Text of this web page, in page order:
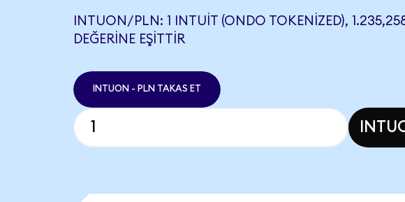
INTUON/PLN: 1 INTUIT (ONDO TOKENIZED),
DEĞERINE EŞITTIR
INTUON - PLN TAKAS ET